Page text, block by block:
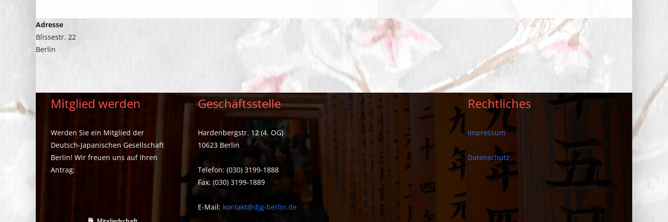
Adresse
Blissestr. 22
Berlin
Mitglied werden
Werden Sie ein Mitglied der
Deutsch-Japanischen Gesellschaft
Berlin! Wir freuen uns auf Ihren
Antrag:
Geschäftsstelle
Hardenbergstr. 12 (4. OG)
10623 Berlin
Telefon: (030) 3199-1888
Fax: (030) 3199-1889
E-Mail: kontakt@djg-berlin.de
Rechtliches
Impressum
Datenschutz